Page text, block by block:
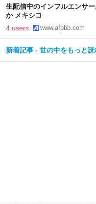
生配信中のインフルエンサ
か メキシコ
4 users www.afpbb.com
新着記事 - 世の中をもっと読